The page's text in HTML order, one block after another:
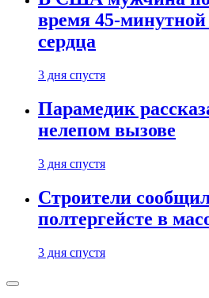
время 45-минутной
сердца
3 дня спустя
Парамедик
нелепом вызове
3 дня спустя
Строители
полтергейсте в
3 дня спустя